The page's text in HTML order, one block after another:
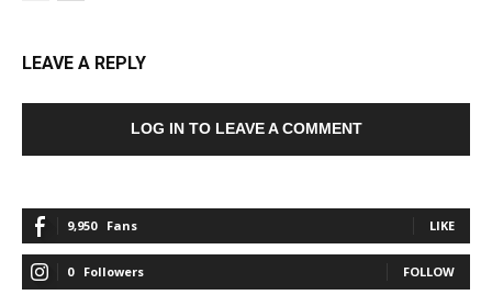
LEAVE A REPLY
LOG IN TO LEAVE A COMMENT
9,950 Fans LIKE
0 Followers FOLLOW